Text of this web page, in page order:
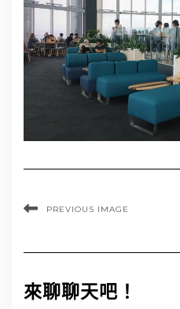
PREVIOUS IMAGE
來聊聊天吧！